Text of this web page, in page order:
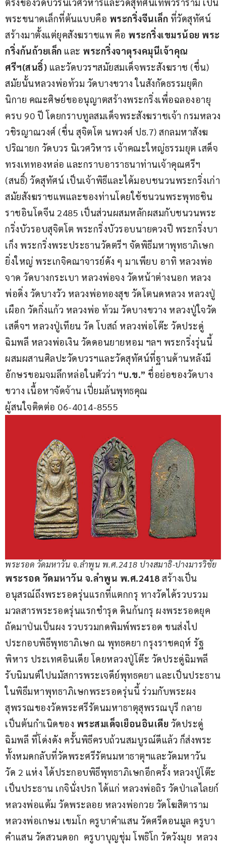
ตรงของวัดบวรนิเวศวิหารและวัดสุทัศนเทพวราราม เป็น
พระขนาดเล็กที่ต้นแบบคือ พระกริ่งจีนเล็ก ที่วัดสุทัศน์
สร้างมาตั้งแต่ยุคสังฆราชแพ คือ พระกริ่งเขมรน้อย พระ
กริ่งก้นถ้วยเล็ก และ พระกริ่งจาตุรงคมุนีเจ้าคุณ
ศรีฯ(สนธิ์) และวัดบวรฯสมัยสมเด็จพระสังฆราช (ชื่น)
สมัยนั้นหลวงพ่อท้วม วัดบางขวาง ในสังกัดธรรมยุติก
นิกาย คณะศิษย์ขออนุญาตสร้างพระกริ่งเพื่อฉลองอายุ
ครบ 90 ปี โดยกราบทูลสมเด็จพระสังฆราชเจ้า กรมหลวง
วชิรญาณวงศ์ (ชื่น สุจิตโต นพวงศ์ ปธ.7) สกลมหาสังฆ
ปริณายก วัดบวร นิเวศวิหาร เจ้าคณะใหญ่ธรรมยุต เสด็จ
ทรงเททองหล่อ และกราบอาราธนาท่านเจ้าคุณศรีฯ
(สนธิ์) วัดสุทัศน์ เป็นเจ้าพิธีและได้มอบชนวนพระกริ่งเก่า
สมัยสังฆราชแพและของท่านโดยใช้ชนวนพระพุทธชิน
ราชอินโดจีน 2485 เป็นส่วนผสมหลักผสมกับชนวนพระ
กริ่งบัวรอบสุจิตโต พระกริ่งบัวรอบนายควงปี พระกริ่งบา
เก็ง พระกริ่งพระประธานวัดตรีฯ จัดพิธีมหาพุทธาภิเษก
ยิ่งใหญ่ พระเกจิคณาจารย์ดัง ๆ มาเพียบ อาทิ หลวงพ่อ
จาด วัดบางกระเบา หลวงพ่อจง วัดหน้าต่างนอก หลวง
พ่อดิ่ง วัดบางวัว หลวงพ่อทองสุข วัดโตนดหลวง หลวงปู่
เผือก วัดกิ่งแก้ว หลวงพ่อ ท้วม วัดบางขวาง หลวงปู่ใจวัด
เสด็จฯ หลวงปู่เทียน วัด โบสถ์ หลวงพ่อโต๊ะ วัดประดู่
ฉิมพลี หลวงพ่อเงิน วัดดอนยายหอม ฯลฯ พระกริ่งรุ่นนี้
ผสมผสานศิลปะวัดบวรฯและวัดสุทัศน์ที่ฐานด้านหลังมี
อักษรขอมจมลึกหล่อในตัวว่า “บ.ข.” ชื่อย่อของวัดบาง
ขวาง เนื้อหาจัดจ้าน เปี่ยมล้นพุทธคุณ
ผู้สนใจติดต่อ 06-4014-8555
พระรอด วัดมหาวัน จ.ลำพูน พ.ศ.2418 ปางสมาธิ-ปางมารวิชัย
พระรอด วัดมหาวัน จ.ลำพูน พ.ศ.2418 สร้างเป็น
อนุสรณ์ถึงพระรอดรุ่นแรกที่แตกกรุ ทางวัดได้รวบรวม
มวลสารพระรอดรุ่นแรกชำรุด ดินก้นกรุ ผงพระรอดยุค
ถัดมาป่นเป็นผง รวบรวมกดพิมพ์พระรอด ขนส่งไป
ประกอบพิธีพุทธาภิเษก ณ พุทธคยา กรุงราชคฤห์ รัฐ
พิหาร ประเทศอินเดีย โดยหลวงปู่โต๊ะ วัดประดู่ฉิมพลี
รับนิมนต์ไปนมัสการพระเจดีย์พุทธคยา และเป็นประธาน
ในพิธีมหาพุทธาภิเษกพระรอดรุ่นนี้ ร่วมกับพระผง
สุพรรณของวัดพระศรีรัตนมหาธาตุสุพรรณบุรี กลาย
เป็นต้นกำเนิดของ พระสมเด็จเยือนอินเดีย วัดประดู่
ฉิมพลี ที่โด่งดัง ครั้นพิธีครบถ้วนสมบูรณ์ดีแล้ว ก็ส่งพระ
ทั้งหมดกลับที่วัดพระศรีรัตนมหาธาตุฯและวัดมหาวัน
วัด 2 แห่ง ได้ประกอบพิธีพุทธาภิเษกอีกครั้ง หลวงปู่โต๊ะ
เป็นประธาน เกจินั่งปรก ได้แก่ หลวงพ่อถิร วัดป่าเลไลยก์
หลวงพ่อแต้ม วัดพระลอย หลวงพ่อกวย วัดโฆสิตาราม
หลวงพ่อเกษม เขมโก ครูบาคำแสน วัดศรีดอนมูล ครูบา
คำแสน วัดสวนดอก  ครูบาบุญชุ่ม โพธิโก วัดวังมุย  หลวง